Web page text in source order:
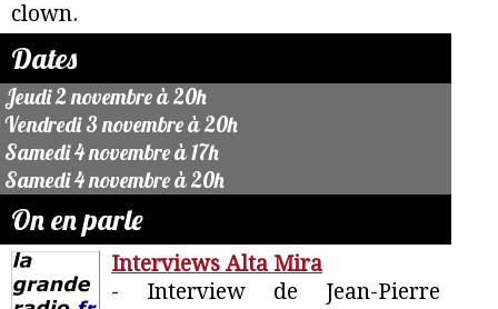
clown.
Dates
Jeudi 2 novembre à 20h
Vendredi 3 novembre à 20h
Samedi 4 novembre à 17h
Samedi 4 novembre à 20h
On en parle
Interviews Alta Mira
- Interview de Jean-Pierre